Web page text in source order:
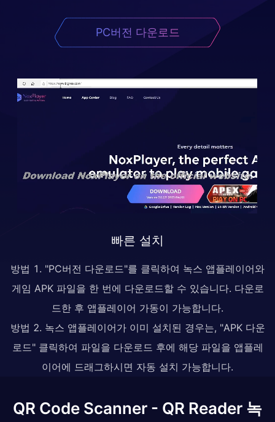
PC버전 다운로드
빠른 설치
방법 1. "PC버전 다운로드"를 클릭하여 녹스 앱플레이어와
게임 APK 파일을 한 번에 다운로드할 수 있습니다. 다운로
드한 후 앱플레이어 가동이 가능합니다.
방법 2. 녹스 앱플레이어가 이미 설치된 경우는, "APK 다운
로드" 클릭하여 파일을 다운로드 후에 해당 파일을 앱플레
이어에 드래그하시면 자동 설치 가능합니다.
QR Code Scanner - QR Reader 녹